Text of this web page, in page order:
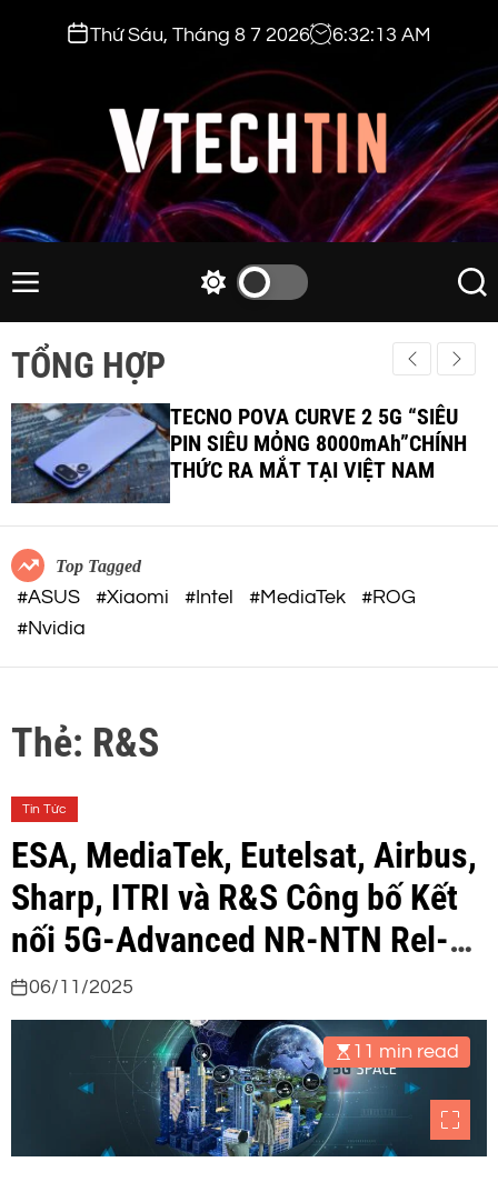
t
o
c
o
e
Thứ Sáu, Tháng 8 7 2026 6:32:14 AM
v
c
h
t
i
.
c
m
M
e
w
h
c
o
o
d
S
e
a
r
h
TỔNG HỢP
TECNO POVA CURVE 2 5G “SIÊU
PIN SIÊU MỎNG 8000mAh”CHÍNH
THỨC RA MẮT TẠI VIỆT NAM
Top Tagged
#ASUS #Xiaomi #Intel #MediaTek
#ROG
#Nvidia
Thẻ: R&S
Tin Tức
ESA, MediaTek, Eutelsat, Airbus,
Sharp, ITRI và R&S Công bố Kết
nối 5G-Advanced NR-NTN Rel-19
Đầu Tiên trên Thế Giới qua Vệ
tinh LEO OneWeb
06/11/2025
11 min read